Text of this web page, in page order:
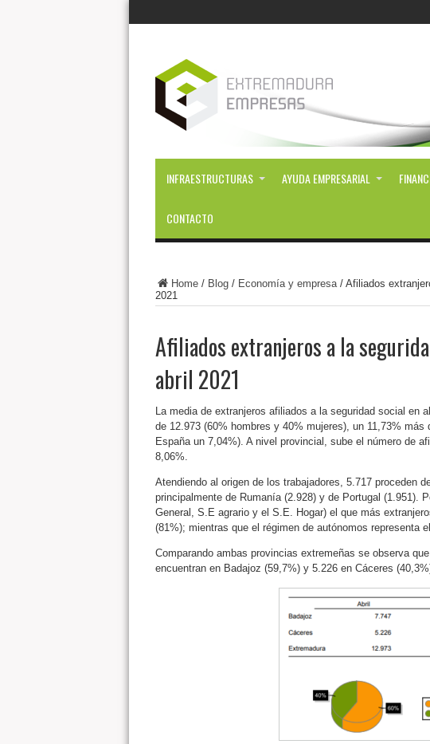
INFRAESTRUCTURAS AYUDA EMPRESARIAL
CONTACTO
Home/ Blog/ Economía y empresa/ Afiliados
2021
Afiliados extranjeros a la
abril 2021
La media de extranjeros afiliados a la seguridad social en
de 12.973 (60% hombres y 40% mujeres), un 11,73%
España un 7,04%). A nivel provincial, sube el número de
8,06%.
Atendiendo al origen de los trabajadores, 5.717 proceden
principalmente de Rumanía (2.928) y de Portugal (1.951).
General, S.E agrario y el S.E. Hogar) el que más
(81%); mientras que el régimen de autónomos representa
Comparando ambas provincias extremeñas se observa
encuentran en Badajoz (59,7%) y 5.226 en Cáceres